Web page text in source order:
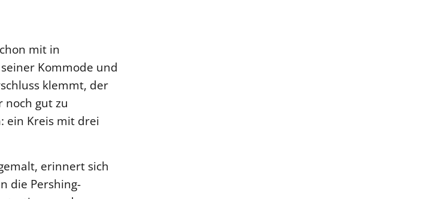
mit in
Kommode und
klemmt, der
noch gut zu
ein Kreis mit drei
erinnert sich
die Pershing-